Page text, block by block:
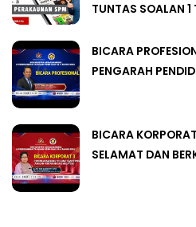
TUNTAS SOALAN 1
BICARA
PENGARAH
BICARA
SELAMAT DAN